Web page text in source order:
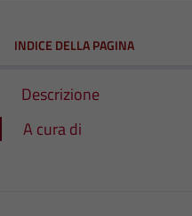
INDICE DELLA PAGINA
Descrizione
A cura di